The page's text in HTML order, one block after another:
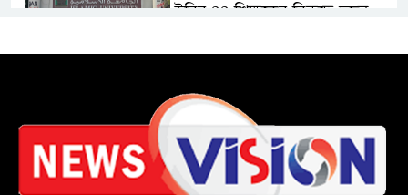
ইবির ৪৪ শিক্ষকের বিরুদ্ধে তদন্ত
দিবস উপলক্ষ্যে আলোচনা সভা ও
সংবর্ধনা অনুষ্ঠান অনুষ্ঠিত
গণভোটের রায় জুলাই সনদ